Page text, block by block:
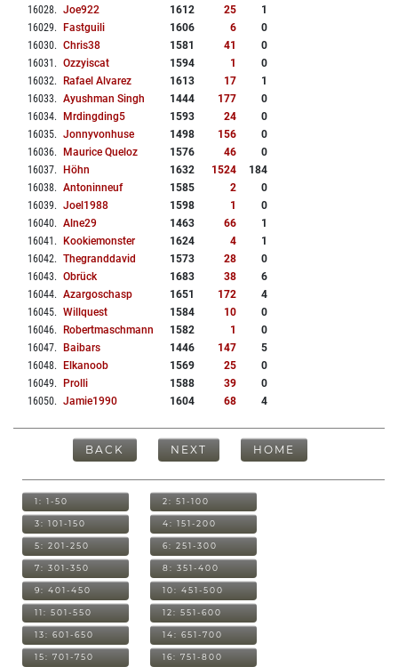
16028. Joe922 1612 25
1
16029. Fastguili 1606 6
0
16030. Chris38 1581 41
0
16031 . Ozzyiscat 1594 1
0
16032. Rafael Alvarez 1613 17
1
16033. Ayushman Singh 1444 177
0
16034. Mrdingding5 1593 24
0
16035. Jonnyvonhuse 1498 156
0
16036. Maurice Queloz 1576 46
0
16037. Höhn 1632 1524
184
16038. Antoninneuf 1585 2
0
16039. Joel1988 1598 1
0
16040. Alne29 1463 66
1
16041 . Kookiemonster 1624 4
1
16042. Thegranddavid 1573 28
0
16043. Obrück 1683 38
6
16044. Azargoschasp 1651 172
4
16045. Willquest 1584 10
0
16046. Robertmaschmann 1582 1
0
16047. Baibars 1446 147
5
16048. Elkanoob 1569 25
0
16049. Prolli 1588 39
0
16050. Jamie1990 1604 68 4
BACK NEXT HOME
1: 1-50 2: 51-100
3: 101-150 4: 151-200
5: 201-250 6: 251-300
7: 301-350 8: 351-400
9: 401-450 10: 451-500
11: 501-550 12: 551-600
13: 601-650 14: 651-700
15: 701-750 16: 751-800